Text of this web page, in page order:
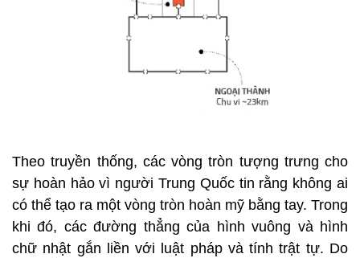
Theo truyền thống, các vòng tròn tượng trưng cho
sự hoàn hảo vì người Trung Quốc tin rằng không ai
có thể tạo ra một vòng tròn hoàn mỹ bằng tay. Trong
khi đó, các đường thẳng của hình vuông và hình
chữ nhật gắn liền với luật pháp và tính trật tự. Do